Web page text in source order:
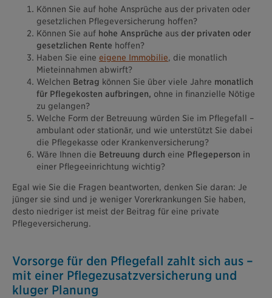
Können Sie auf hohe Ansprüche aus der privaten oder
gesetzlichen Pflegeversicherung hoffen?
Können Sie auf hohe Ansprüche aus der privaten oder
gesetzlichen Rente hoffen?
Haben Sie eine eigene Immobilie, die monatlich
Mieteinnahmen abwirft?
Welchen Betrag können Sie über viele Jahre monatlich
für Pflegekosten aufbringen, ohne in finanzielle Nötige
zu gelangen?
Welche Form der Betreuung würden Sie im Pflegefall –
ambulant oder stationär, und wie unterstützt Sie dabei
die Pflegekasse oder Krankenversicherung?
Wäre Ihnen die Betreuung durch eine Pflegeperson in
einer Pflegeeinrichtung wichtig?
Egal wie Sie die Fragen beantworten, denken Sie daran: Je
jünger sie sind und je weniger Vorerkrankungen Sie haben,
desto niedriger ist meist der Beitrag für eine private
Pflegeversicherung.
Vorsorge für den Pflegefall zahlt sich aus –
mit einer Pflegezusatzversicherung und
kluger Planung